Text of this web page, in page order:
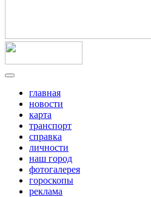
главная
новости
карта
транспорт
справка
личности
наш город
фотогалерея
гороскопы
реклама